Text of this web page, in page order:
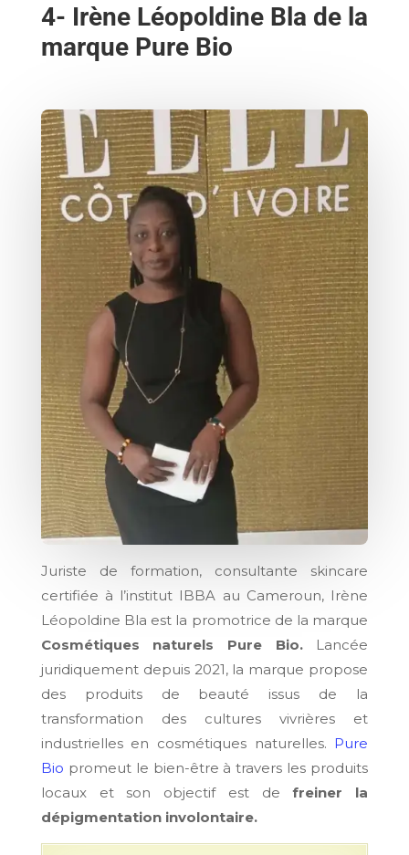
4- Irène Léopoldine Bla de la
marque Pure Bio
Juriste de formation, consultante skincare
certifiée à l’institut IBBA au Cameroun, Irène
Léopoldine Bla est la promotrice de la marque
Cosmétiques naturels Pure Bio.Lancée
juridiquement depuis 2021, la marque propose
des produits de beauté issus de la
transformation des cultures vivrières et
industrielles en cosmétiques naturelles. Pure
Bio promeut le bien-être à travers les produits
locaux et son objectif est defreiner la
dépigmentation involontaire.